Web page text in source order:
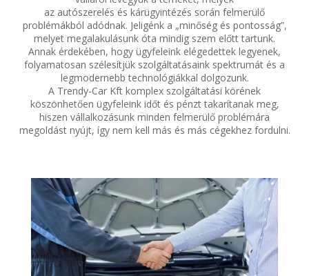
az autószerelés és kárügyintézés során felmerülő
problémákból adódnak. Jeligénk a „minőség és pontosság”,
melyet megalakulásunk óta mindig szem előtt tartunk.
Annak érdekében, hogy ügyfeleink elégedettek legyenek,
folyamatosan szélesítjük szolgáltatásaink spektrumát és a
legmodernebb technológiákkal dolgozunk.
A Trendy-Car Kft komplex szolgáltatási körének
köszönhetően ügyfeleink időt és pénzt takarítanak meg,
hiszen vállalkozásunk minden felmerülő problémára
megoldást nyújt, így nem kell más és más cégekhez fordulni.